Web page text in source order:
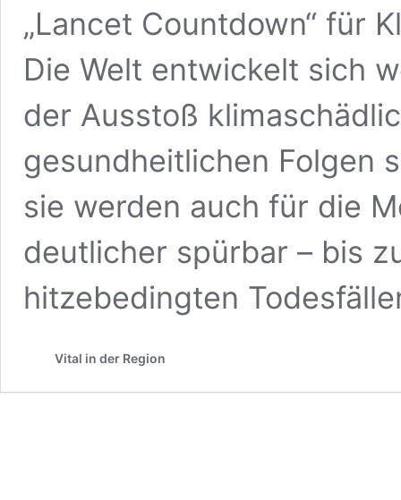
„Lancet Countdown“ für
Die Welt entwickelt sich
der Ausstoß
gesundheitlichen Folgen
sie werden auch für die
deutlicher spürbar – bis
hitzebedingten
Vital in der Region